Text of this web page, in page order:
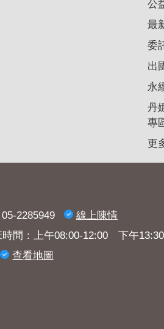
公
最
委
出
永
丹
專
更
05-2285949
線上陳情
間：上午08:00-12:00 下午
查看地圖